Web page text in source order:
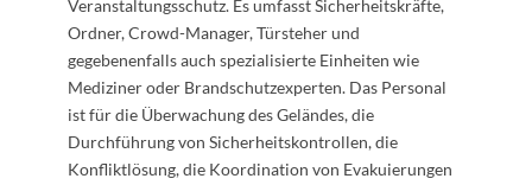
Veranstaltungsschutz. Es umfasst Sicherheitskräfte,
Ordner, Crowd-Manager, Türsteher und
gegebenenfalls auch spezialisierte Einheiten wie
Mediziner oder Brandschutzexperten. Das Personal
ist für die Überwachung des Geländes, die
Durchführung von Sicherheitskontrollen, die
Konfliktlösung, die Koordination von Evakuierungen